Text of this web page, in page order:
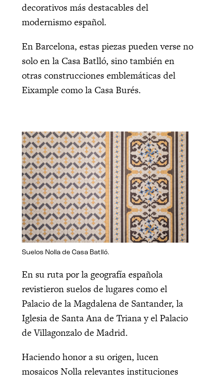
decorativos más destacables del
modernismo español.
En Barcelona, estas piezas pueden verse no
solo en la Casa Batlló, sino también en
otras construcciones emblemáticas del
Eixample como la Casa Burés.
Suelos Nolla de Casa Batlló.
En su ruta por la geografía española
revistieron suelos de lugares como el
Palacio de la Magdalena de Santander, la
Iglesia de Santa Ana de Triana y el Palacio
de Villagonzalo de Madrid.
Haciendo honor a su origen, lucen
mosaicos Nolla relevantes instituciones